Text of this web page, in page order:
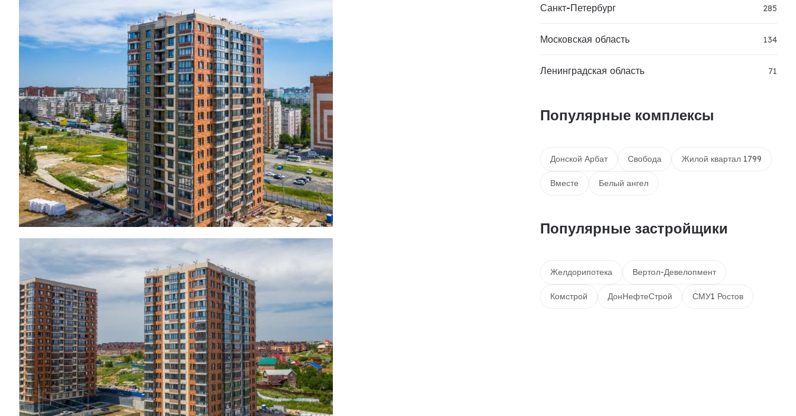
Санкт-Петербург 285
Московская область 134
Ленинградская область 71
Популярные комплексы
Донской Арбат Свобода Жилой квартал 1799
Вместе Белый ангел
Популярные застройщики
Желдорипотека Вертол-Девелопмент
Комстрой ДонНефтеСтрой СМУ1 Ростов